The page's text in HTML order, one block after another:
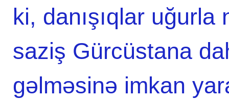
ki, danışıqlar
saziş Gürcüstana
gəlməsinə imkan